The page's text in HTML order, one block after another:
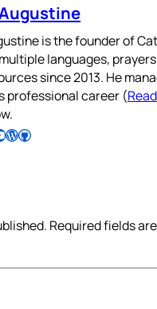
is the founder of
languages,
since 2013. He
professional career (
Follow Pradeep on WordPress Follow Pradeep on GitHub
Required fields